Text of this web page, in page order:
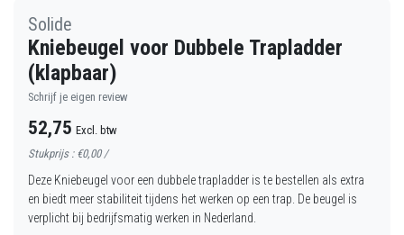
Solide
Kniebeugel voor Dubbele Trapladder
(klapbaar)
Schrijf je eigen review
52,75 Excl. btw
Stukprijs : €0,00 /
Deze Kniebeugel voor een dubbele trapladder is te bestellen als extra
en biedt meer stabiliteit tijdens het werken op een trap. De beugel is
verplicht bij bedrijfsmatig werken in Nederland.